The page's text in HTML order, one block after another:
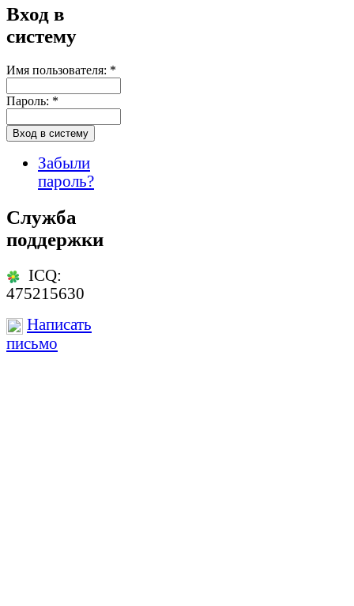
Вход в
систему
Имя пользователя: *
Пароль: *
Забыли
пароль?
Служба
поддержки
ICQ:
475215630
Написать
письмо